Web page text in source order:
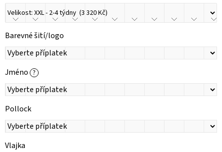
Barevné šití/logo
Jméno ?
Pollock
Vlajka